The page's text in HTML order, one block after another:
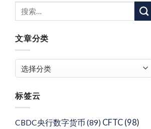
文章分类
章
类
标签云
CBDC央行数字货币 (89) CFTC (98)